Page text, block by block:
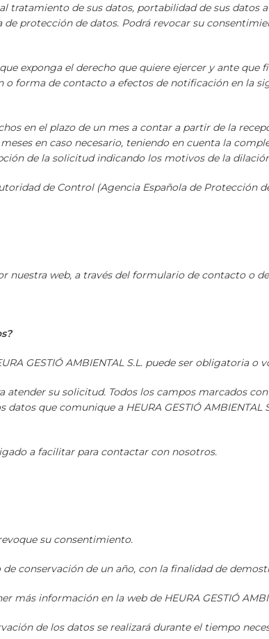
tratamiento de sus datos, portabilidad de sus
protección de datos. Podrá revocar su
exponga el derecho que quiere ejercer y ante
forma de contacto a efectos de notificación en la
en el plazo de un mes a contar a partir de la
en caso necesario, teniendo en cuenta la
de la solicitud indicando los motivos de la
de Control (Agencia Española de Protección
nuestra web, a través del formulario de contacto o
GESTIÓ AMBIENTAL S.L. puede ser obligatoria o
atender su solicitud. Todos los campos marcados
que comunique a HEURA GESTIÓ AMBIENTAL
a facilitar para contactar con nosotros.
su consentimiento.
conservación de un año, con la finalidad de
más información en la web de HEURA GESTIÓ
de los datos se realizará durante el tiempo